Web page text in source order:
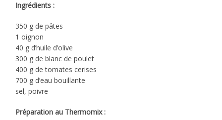
Ingrédients :
350 g de pâtes
1 oignon
40 g d’huile d’olive
300 g de blanc de poulet
400 g de tomates cerises
700 g d’eau bouillante
sel, poivre
Préparation au Thermomix :